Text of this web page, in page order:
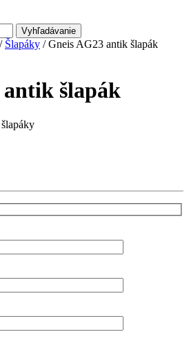
Vyhľadávanie
/ Šlapáky / Gneis AG23 antik šlapák
antik šlapák